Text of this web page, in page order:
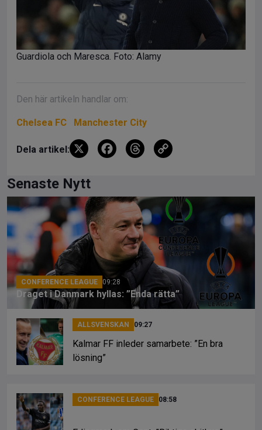
Guardiola och Maresca. Foto: Alamy
Den här artikeln handlar om:
Chelsea FC Manchester City
Dela artikel: X
F
b
o
o
k
T
a
d
s
Li
n
k
Senaste Nytt
CONFERENCE LEAGUE 09:28
Draget i Danmark hyllas: ”Enda rätta”
ALLSVENSKAN 09:27
Kalmar FF inleder samarbete: ”En bra
lösning”
CONFERENCE LEAGUE 08:58